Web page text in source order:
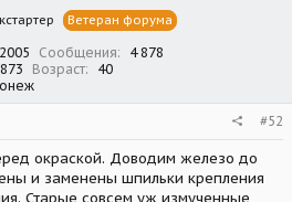
Ветеран форума
Сообщения
4 878
Возраст
40
#52
окраской. Доводим железо до
и заменены шпильки крепления
Старые совсем уж измученные,